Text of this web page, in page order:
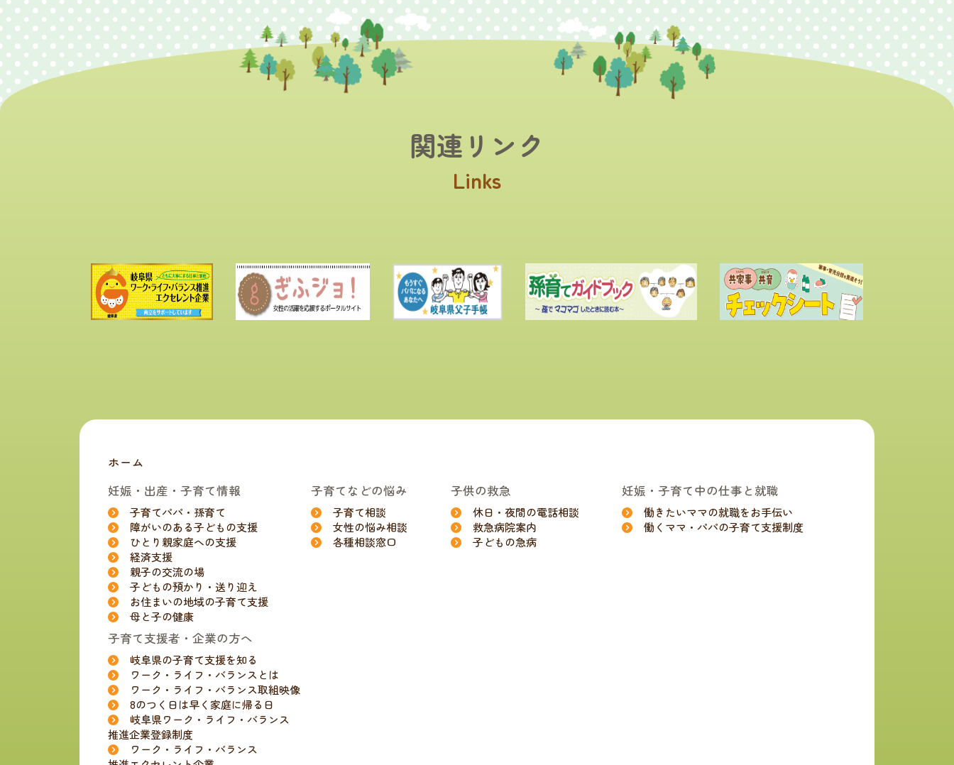
関連リンク
Links
ホーム
妊娠・出産・子育て情報
子育てパパ・孫育て
障がいのある子どもの支援
ひとり親家庭への支援
経済支援
親子の交流の場
子どもの預かり・送り迎え
お住まいの地域の子育て支援
母と子の健康
子育てなどの悩み
子育て相談
女性の悩み相談
各種相談窓口
子供の救急
休日・夜間の電話相談
救急病院案内
子どもの急病
妊娠・子育て中の仕事と就職
働きたいママの就職をお手伝い
働くママ・パパの子育て支援制度
子育て支援者・企業の方へ
岐阜県の子育て支援を知る
ワーク・ライフ・バランスとは
ワーク・ライフ・バランス取組映像
8のつく日は早く家庭に帰る日
岐阜県ワーク・ライフ・バランス
推進企業登録制度
ワーク・ライフ・バランス